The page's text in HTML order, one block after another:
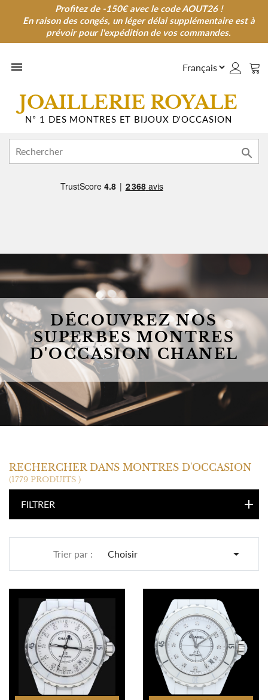
Profitez de -150€ avec le code AOUT26 !
En raison des congés, un léger délai supplémentaire est à
prévoir pour l'expédition de vos commandes.
Profitez de -150€ avec le code AOUT26 !
En raison des congés, un léger délai supplémentaire est à
prévoir pour l'expédition de vos commandes.

JOAILLERIE ROYALE
N° 1 DES MONTRES ET BIJOUX D'OCCASION

DÉCOUVREZ NOS
SUPERBES MONTRES
D'OCCASION CHANEL
CHANEL
RECHERCHER DANS MONTRES D'OCCASION
(1779 PRODUITS )
FILTRER
Trier par : Choisir 